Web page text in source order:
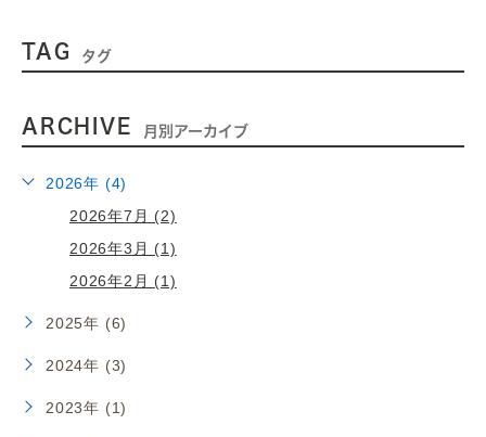
TAG タグ
ARCHIVE 月別アーカイブ
2026年 (4)
2026年7月 (2)
2026年3月 (1)
2026年2月 (1)
2025年 (6)
2024年 (3)
2023年 (1)